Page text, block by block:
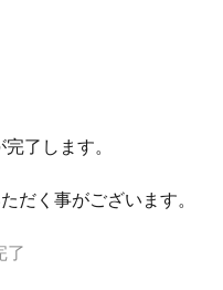
了します。
だく事がございます。
了